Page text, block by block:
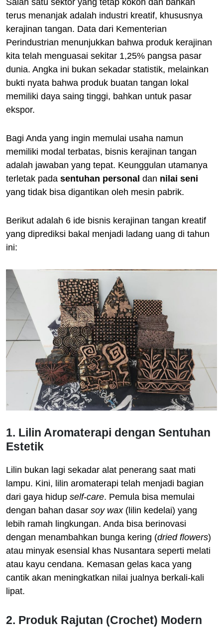
Salah satu sektor yang tetap kokoh dan bahkan
terus menanjak adalah industri kreatif, khususnya
kerajinan tangan. Data dari Kementerian
Perindustrian menunjukkan bahwa produk kerajinan
kita telah menguasai sekitar 1,25% pangsa pasar
dunia. Angka ini bukan sekadar statistik, melainkan
bukti nyata bahwa produk buatan tangan lokal
memiliki daya saing tinggi, bahkan untuk pasar
ekspor.
Bagi Anda yang ingin memulai usaha namun
memiliki modal terbatas, bisnis kerajinan tangan
adalah jawaban yang tepat. Keunggulan utamanya
terletak pada sentuhan personal dan nilai seni
yang tidak bisa digantikan oleh mesin pabrik.
Berikut adalah 6 ide bisnis kerajinan tangan kreatif
yang diprediksi bakal menjadi ladang uang di tahun
ini:
1. Lilin Aromaterapi dengan Sentuhan
Estetik
Lilin bukan lagi sekadar alat penerang saat mati
lampu. Kini, lilin aromaterapi telah menjadi bagian
dari gaya hidup self-care. Pemula bisa memulai
dengan bahan dasar soy wax(lilin kedelai) yang
lebih ramah lingkungan. Anda bisa berinovasi
dengan menambahkan bunga kering (dried flowers)
atau minyak esensial khas Nusantara seperti melati
atau kayu cendana. Kemasan gelas kaca yang
cantik akan meningkatkan nilai jualnya berkali-kali
lipat.
2. Produk Rajutan (Crochet) Modern